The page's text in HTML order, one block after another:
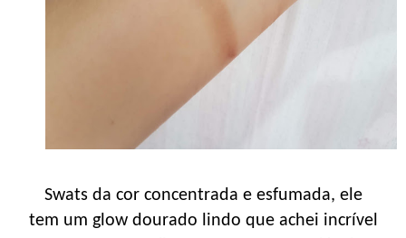
Swats da cor concentrada e esfumada, ele
tem um glow dourado lindo que achei incrível